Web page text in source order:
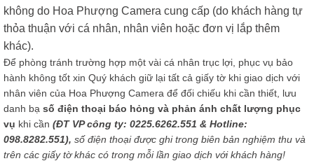
không do Hoa Phượng Camera cung cấp (do khách hàng tự
thỏa thuận với cá nhân, nhân viên hoặc đơn vị lắp thêm
khác).
Để phòng tránh trường hợp một vài cá nhân trục lợi, phục vụ bảo
hành không tốt xin Quý khách giữ lại tất cả giấy tờ khi giao dịch với
nhân viên của Hoa Phượng Camera để đối chiếu khi cần thiết, lưu
danh bạ số điện thoại báo hỏng và phản ánh chất lượng phục
vụ khi cần (ĐT VP công ty: 0225.6262.551 & Hotline:
098.8282.551), số điện thoại được ghi trong biên bản nghiệm thu và
trên các giấy tờ khác có trong mỗi lần giao dịch với khách hàng!